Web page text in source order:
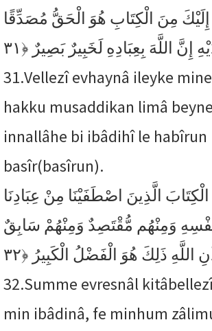
إِلَيْكَ مِنَ الْكِتَابِ هُوَ الْحَقُّ مُصَدِّقًا
إِنَّ اللَّهَ بِعِبَادِهِ لَخَبِيرٌ بَصِيرٌ ﴿٣١
31.Vellezî evhaynâ ileyke
hakku musaddikan limâ
innallâhe bi ibâdihî le habîrun
basîr(basîrun).
الْكِتَابَ الَّذِينَ اصْطَفَيْنَا مِنْ عِبَادِنَا
وَمِنْهُم مُّقْتَصِدٌ وَمِنْهُمْ سَابِقٌ
اللَّهِ ذَلِكَ هُوَ الْفَضْلُ الْكَبِيرُ ﴿٣٢
32.Summe evresnâl
min ibâdinâ, fe minhum